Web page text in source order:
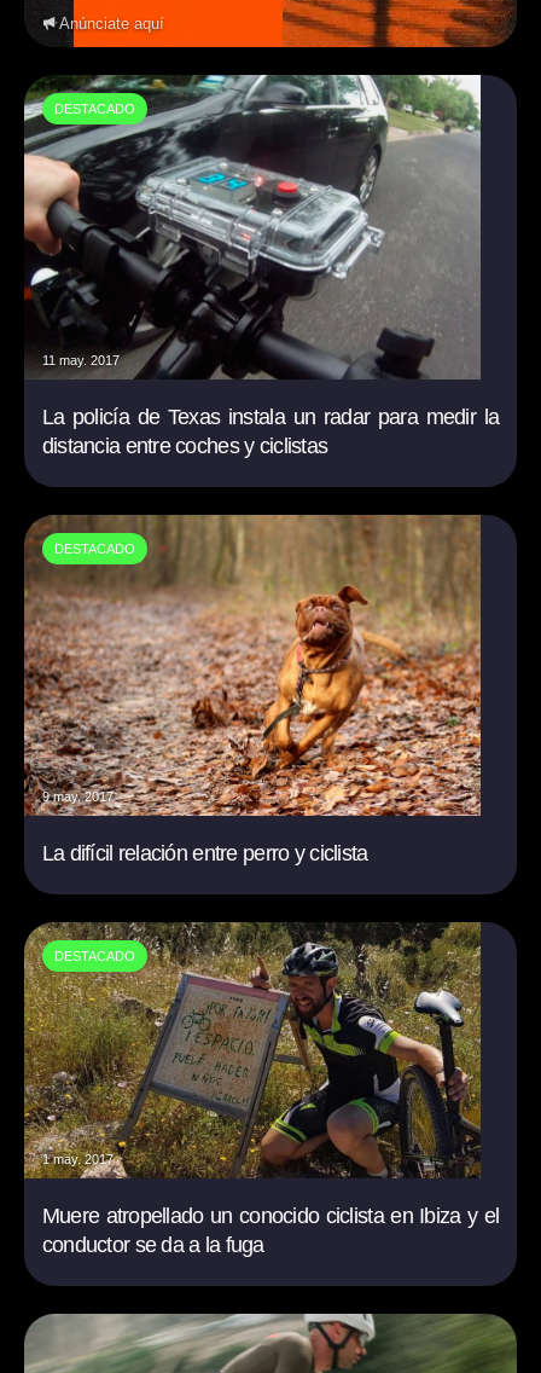
Anúnciate aquí
DESTACADO
11 may. 2017
La policía de Texas instala un radar para medir la
distancia entre coches y ciclistas
DESTACADO
9 may. 2017
La difícil relación entre perro y ciclista
DESTACADO
1 may. 2017
Muere atropellado un conocido ciclista en Ibiza y el
conductor se da a la fuga